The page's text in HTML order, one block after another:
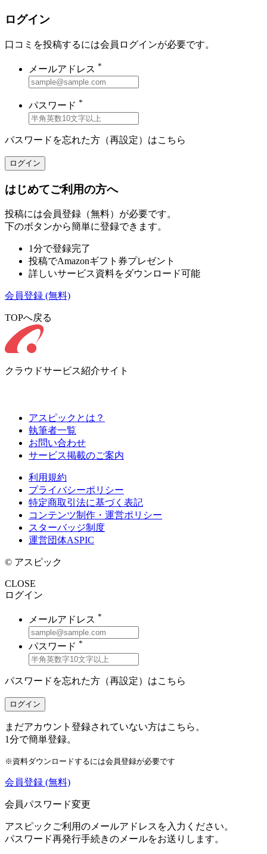
ログイン
口コミを投稿するには会員ログインが必要です。
メールアドレス *
パスワード *
パスワードを忘れた方（再設定）はこちら
ログイン
はじめてご利用の方へ
投稿には会員登録（無料）が必要です。
下のボタンから簡単に登録できます。
1分で登録完了
投稿でAmazonギフト券プレゼント
詳しいサービス資料をダウンロード可能
会員登録 (無料)
TOPへ戻る
クラウドサービス紹介サイト
アスピックとは？
執筆者一覧
お問い合わせ
サービス掲載のご案内
利用規約
プライバシーポリシー
特定商取引法に基づく表記
コンテンツ制作・運営ポリシー
スターバッジ制度
運営団体ASPIC
© アスピック
CLOSE
ログイン
メールアドレス *
パスワード *
パスワードを忘れた方（再設定）はこちら
ログイン
まだアカウント登録されていない方はこちら。
1分で簡単登録。
※資料ダウンロードするには会員登録が必要です
会員登録 (無料)
会員パスワード変更
アスピックご利用のメールアドレスを入力ください。
パスワード再発行手続きのメールをお送りします。